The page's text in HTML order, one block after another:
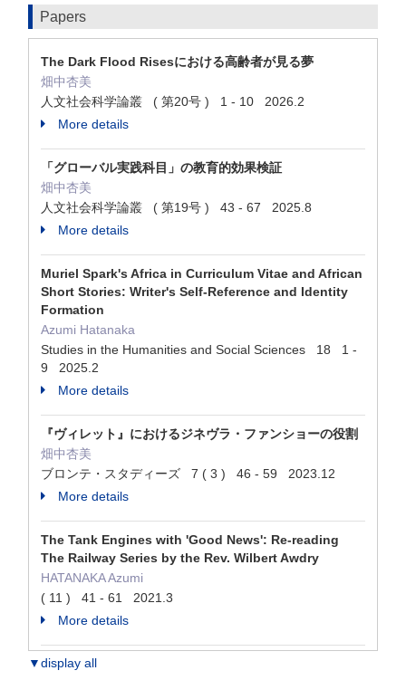
Papers
The Dark Flood Risesにおける高齢者が見る夢
畑中杏美
人文社会科学論叢 ( 第20号 ) 1 - 10 2026.2
More details
「グローバル実践科目」の教育的効果検証
畑中杏美
人文社会科学論叢 ( 第19号 ) 43 - 67 2025.8
More details
Muriel Spark's Africa in Curriculum Vitae and African
Short Stories: Writer's Self-Reference and Identity
Formation
Azumi Hatanaka
Studies in the Humanities and Social Sciences 18 1 -
9 2025.2
More details
『ヴィレット』におけるジネヴラ・ファンショーの役割
畑中杏美
ブロンテ・スタディーズ 7 ( 3 ) 46 - 59 2023.12
More details
The Tank Engines with 'Good News': Re-reading
The Railway Series by the Rev. Wilbert Awdry
HATANAKA Azumi
( 11 ) 41 - 61 2021.3
More details
▼display all